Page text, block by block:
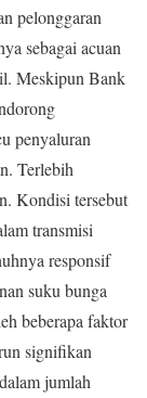
pelonggaran
sebagai acuan
Meskipun Bank
penyaluran
Terlebih
Kondisi tersebut
transmisi
responsif
suku bunga
beberapa faktor
signifikan
jumlah